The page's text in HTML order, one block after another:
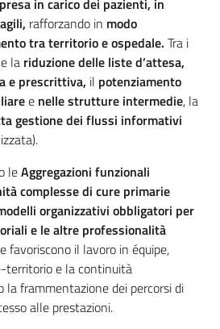
in carico dei pazienti, in
rafforzando in modo
tra territorio e ospedale. Tra i
la riduzione delle liste d’attesa,
e prescrittiva, il potenziamento
e nelle strutture intermedie, la
gestione dei flussi informativi
leAggregazioni funzionali
complesse di cure primarie
organizzativi obbligatori per
e le altre professionalità
favoriscono il lavoro in équipe,
territorio e la continuità
la frammentazione dei percorsi di
alle prestazioni.